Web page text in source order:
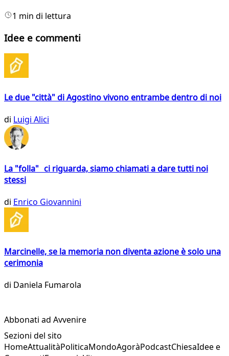
1 min di lettura
Idee e commenti
Le due "città" di Agostino vivono entrambe dentro di noi
di Luigi Alici
La "folla" ci riguarda, siamo chiamati a dare tutti noi
stessi
di Enrico Giovannini
Marcinelle, se la memoria non diventa azione è solo una
cerimonia
di Daniela Fumarola
Abbonati ad Avvenire
Sezioni del sito
HomeAttualitàPoliticaMondoAgoràPodcastChiesaIdee e